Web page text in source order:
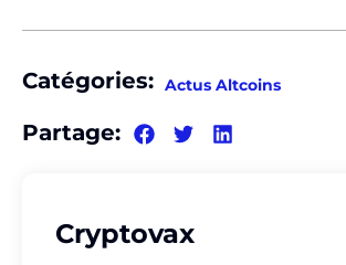
Catégories: Actus Altcoins
Partage:
Cryptovax